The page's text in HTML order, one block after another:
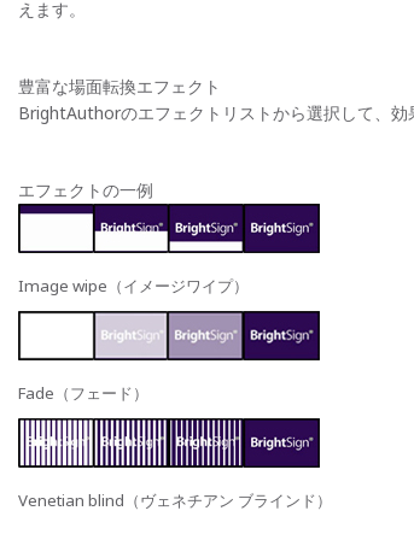
えます。
豊富な場面転換エフェクト
BrightAuthorのエフェクトリストから選択して、効
エフェクトの一例
Image wipe（イメージワイプ）
Fade（フェード）
Venetian blind（ヴェネチアン ブラインド）